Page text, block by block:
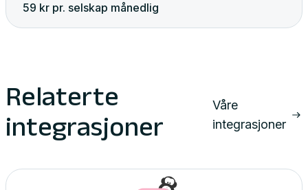
59 kr pr. selskap månedlig
Relaterte
integrasjoner
Våre
integrasjoner